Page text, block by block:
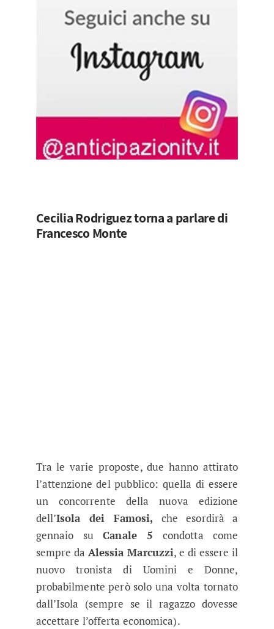
Cecilia Rodriguez torna a parlare di
Francesco Monte
Tra le varie proposte, due hanno attirato
l’attenzione del pubblico: quella di essere
un concorrente della nuova edizione
dell’Isola dei Famosi, che esordirà a
gennaio suCanale 5 condotta come
sempre da Alessia Marcuzzi, e di essere il
nuovo tronista di Uomini e Donne,
probabilmente però solo una volta tornato
dall’Isola (sempre se il ragazzo dovesse
accettare l’offerta economica).